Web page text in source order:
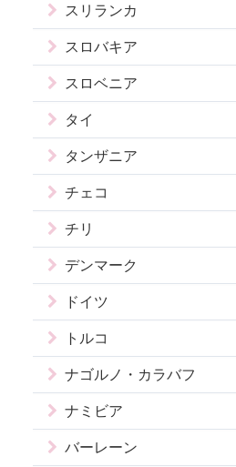
スリランカ
スロバキア
スロベニア
タイ
タンザニア
チェコ
チリ
デンマーク
ドイツ
トルコ
ナゴルノ・カラバフ
ナミビア
バーレーン